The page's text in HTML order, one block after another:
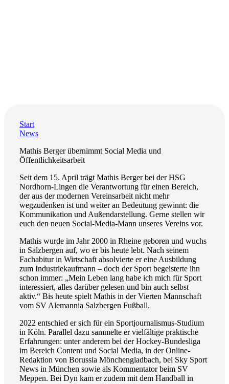
Start
News
Mathis Berger übernimmt Social Media und
Öffentlichkeitsarbeit
Seit dem 15. April trägt Mathis Berger bei der HSG
Nordhorn-Lingen die Verantwortung für einen Bereich,
der aus der modernen Vereinsarbeit nicht mehr
wegzudenken ist und weiter an Bedeutung gewinnt: die
Kommunikation und Außendarstellung. Gerne stellen wir
euch den neuen Social-Media-Mann unseres Vereins vor.
Mathis wurde im Jahr 2000 in Rheine geboren und wuchs
in Salzbergen auf, wo er bis heute lebt. Nach seinem
Fachabitur in Wirtschaft absolvierte er eine Ausbildung
zum Industriekaufmann – doch der Sport begeisterte ihn
schon immer: „Mein Leben lang habe ich mich für Sport
interessiert, alles darüber gelesen und bin auch selbst
aktiv.“ Bis heute spielt Mathis in der Vierten Mannschaft
vom SV Alemannia Salzbergen Fußball.
2022 entschied er sich für ein Sportjournalismus-Studium
in Köln. Parallel dazu sammelte er vielfältige praktische
Erfahrungen: unter anderem bei der Hockey-Bundesliga
im Bereich Content und Social Media, in der Online-
Redaktion von Borussia Mönchengladbach, bei Sky Sport
News in München sowie als Kommentator beim SV
Meppen. Bei Dyn kam er zudem mit dem Handball in